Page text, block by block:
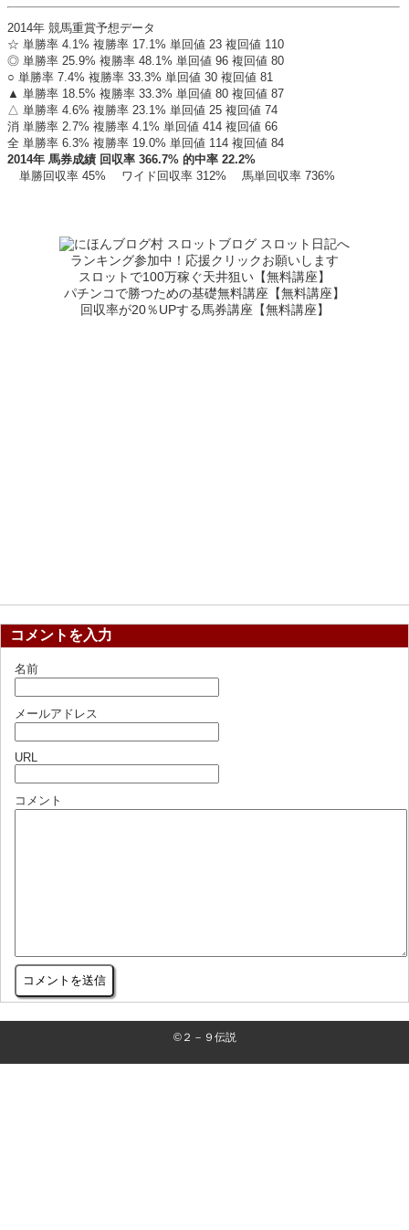
2014年 競馬重賞予想データ
☆ 単勝率 4.1% 複勝率 17.1% 単回値 23 複回値 110
◎ 単勝率 25.9% 複勝率 48.1% 単回値 96 複回値 80
○ 単勝率 7.4% 複勝率 33.3% 単回値 30 複回値 81
▲ 単勝率 18.5% 複勝率 33.3% 単回値 80 複回値 87
△ 単勝率 4.6% 複勝率 23.1% 単回値 25 複回値 74
消 単勝率 2.7% 複勝率 4.1% 単回値 414 複回値 66
全 単勝率 6.3% 複勝率 19.0% 単回値 114 複回値 84
2014年 馬券成績 回収率 366.7% 的中率 22.2%
単勝回収率 45% ワイド回収率 312% 馬単回収率 736%
ランキング参加中！応援クリックお願いします
スロットで100万稼ぐ天井狙い【無料講座】
パチンコで勝つための基礎無料講座【無料講座】
回収率が20％UPする馬券講座【無料講座】
コメントを入力
名前
メールアドレス
URL
コメント
©２－９伝説